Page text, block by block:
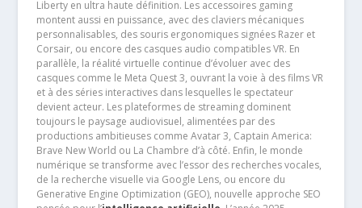
Liberty en ultra haute définition. Les accessoires gaming
montent aussi en puissance, avec des claviers mécaniques
personnalisables, des souris ergonomiques signées Razer et
Corsair, ou encore des casques audio compatibles VR. En
parallèle, la réalité virtuelle continue d’évoluer avec des
casques comme le Meta Quest 3, ouvrant la voie à des films VR
et à des séries interactives dans lesquelles le spectateur
devient acteur. Les plateformes de streaming dominent
toujours le paysage audiovisuel, alimentées par des
productions ambitieuses comme Avatar 3, Captain America:
Brave New World ou La Chambre d’à côté. Enfin, le monde
numérique se transforme avec l’essor des recherches vocales,
de la recherche visuelle via Google Lens, ou encore du
Generative Engine Optimization (GEO), nouvelle approche SEO